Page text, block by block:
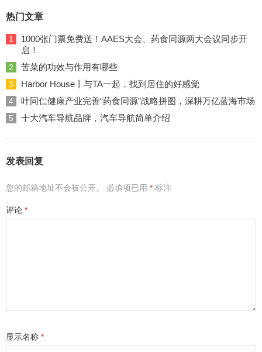
热门文章
1
1000张门票免费送！AAES大会、药食同源两大会议同步开
启！
2 苦菜的功效与作用有哪些
3 Harbor House丨与TA一起，找到居住的好感觉
4 叶同仁健康产业完善“药食同源”战略拼图，深耕万亿蓝海市场
5 十大汽车导航品牌，汽车导航简单介绍
发表回复
您的邮箱地址不会被公开。 必填项已用 * 标注
评论 *
显示名称 *